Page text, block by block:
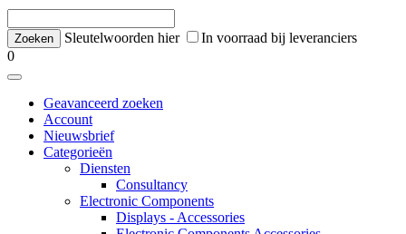
Sleutelwoorden hier
In voorraad bij leveranciers
0
Geavanceerd zoeken
Account
Nieuwsbrief
Categorieën
Diensten
Consultancy
Electronic Components
Displays - Accessories